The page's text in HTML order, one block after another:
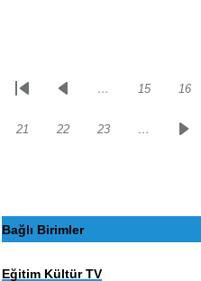
Sayfalama
İlk
Önceki… Sayfa
15 16
Sayfa
21 Sayfa
22 Sayfa
23 …
Bağlı Birimler
Eğitim Kültür TV